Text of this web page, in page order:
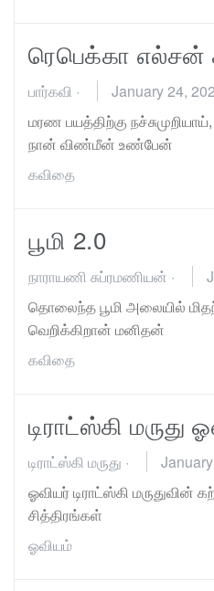
ரெபெக்கா
பார்கவி ·
January 24,
மரண பயத்திற்கு நச்சுமுறியாய்,
நான் விண்மீன் உண்பேன்
கவிதை
பூமி 2.0
நாராயணி சுப்ரமணியன் ·
தொலைந்த பூமி அலையில்
வெறிக்கிறான் மனிதன்
கவிதை
டிராட்ஸ்கி
டிராட்ஸ்கி மருது ·
ஓவியர் டிராட்ஸ்கி மருதுவின்
சித்திரங்கள்
ஓவியம்